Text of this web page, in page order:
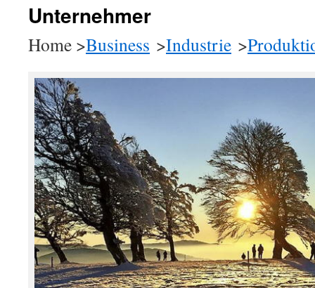
Unternehmer
Home >Business >Industrie >